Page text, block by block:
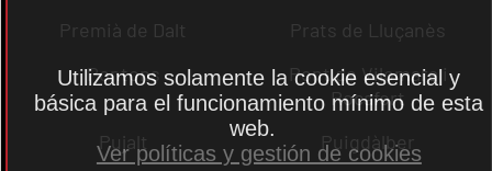
Premià de Dalt
Prats de Lluçanès
Pontons
Pont de Vilomara i
Rocafort
Pujalt
Puigdàlber
Utilizamos solamente la cookie esencial y
básica para el funcionamiento mínimo de esta
web.
Ver políticas y gestión de cookies